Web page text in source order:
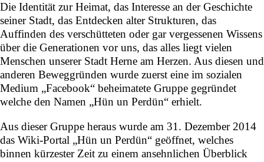
Die Identität zur Heimat, das Interesse an der Geschichte
seiner Stadt, das Entdecken alter Strukturen, das
Auffinden des verschütteten oder gar vergessenen Wissens
über die Generationen vor uns, das alles liegt vielen
Menschen unserer Stadt Herne am Herzen. Aus diesen und
anderen Beweggründen wurde zuerst eine im sozialen
Medium „Facebook“ beheimatete Gruppe gegründet
welche den Namen „Hün un Perdün“ erhielt.
Aus dieser Gruppe heraus wurde am 31. Dezember 2014
das Wiki-Portal „Hün un Perdün“ geöffnet, welches
binnen kürzester Zeit zu einem ansehnlichen Überblick